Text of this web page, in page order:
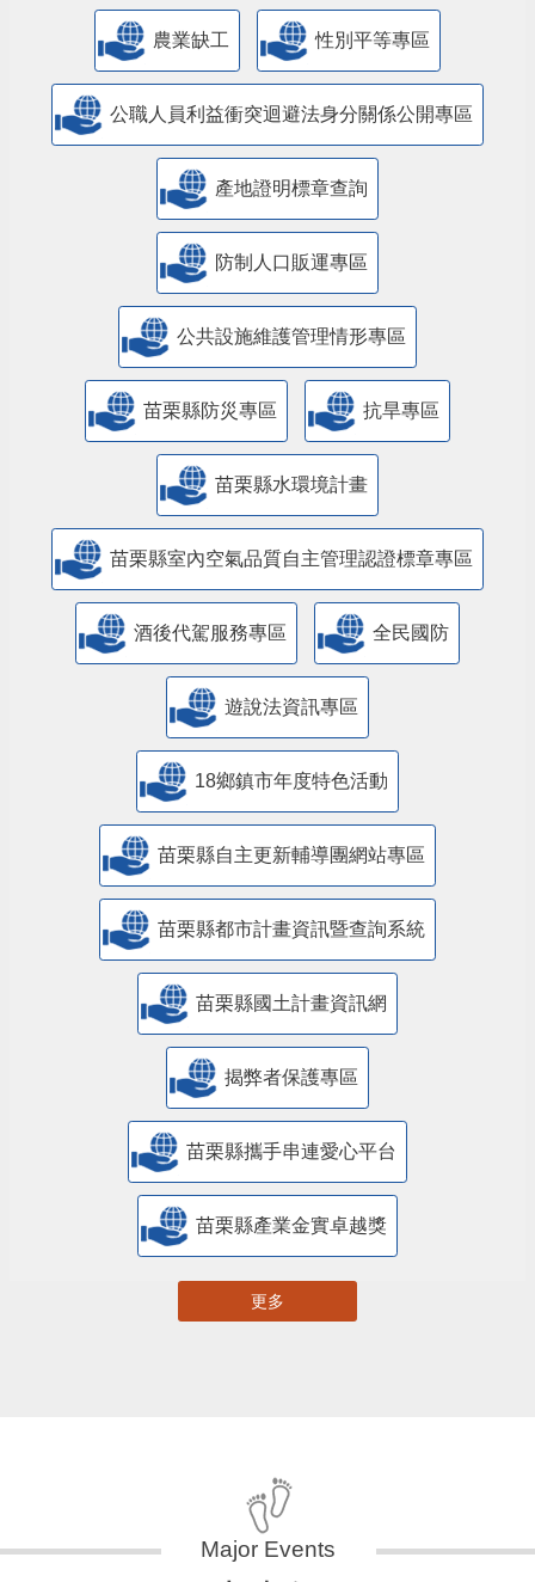
農業缺工 性別平等專區
公職人員利益衝突迴避法身分關係公開專區
產地證明標章查詢
防制人口販運專區
​公共設施維護管理情形專區
苗栗縣防災專區 抗旱專區
苗栗縣水環境計畫
苗栗縣室內空氣品質自主管理認證標章專區
酒後代駕服務專區 全民國防
遊說法資訊專區
18鄉鎮市年度特色活動
苗栗縣自主更新輔導團網站專區
苗栗縣都市計畫資訊暨查詢系統
苗栗縣國土計畫資訊網
揭弊者保護專區
苗栗縣攜手串連愛心平台
苗栗縣產業金實卓越獎
更多